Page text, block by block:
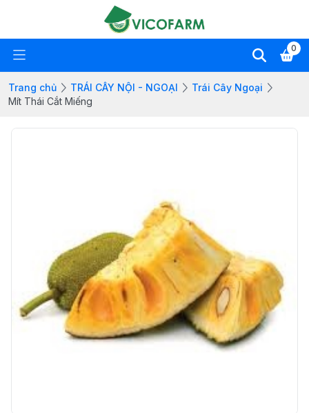
0
Trang chủ TRÁI CÂY NỘI - NGOẠI
Trái Cây Ngoại
Mít Thái Cắt Miếng